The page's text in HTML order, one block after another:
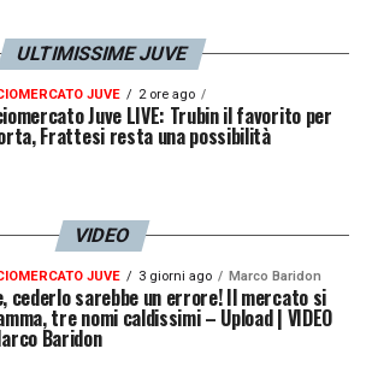
ULTIMISSIME JUVE
JUVE 2 ore ago
Juve LIVE: Trubin il favorito per
Frattesi resta una possibilità
VIDEO
JUVE 3 giorni ago Marco Baridon
cederlo sarebbe un errore! Il mercato si
tre nomi caldissimi – Upload | VIDEO
Baridon